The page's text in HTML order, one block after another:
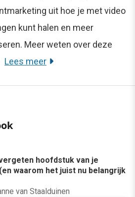
uit hoe je met video
kunt halen en meer
Meer weten over deze
Lees meer
hoofdstuk van je
waarom het juist nu belangrijk
van Staalduinen